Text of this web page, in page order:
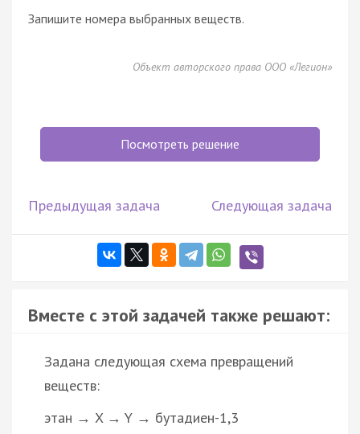
Запишите номера выбранных веществ.
Объект авторского права ООО «Легион»
Посмотреть решение
Предыдущая задача Следующая задача
Вместе с этой задачей также решают:
Задана следующая схема превращений
веществ:
этан → X → Y → бутадиен-1,3